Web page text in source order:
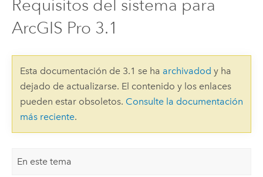
Requisitos del sistema para
ArcGIS Pro 3.1
Esta documentación de 3.1 se ha archivadod y ha
dejado de actualizarse. El contenido y los enlaces
pueden estar obsoletos. Consulte la documentación
más reciente.
En este tema